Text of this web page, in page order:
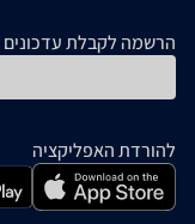
הרשמה לקבלת עדכונים
להורדת האפליקציה